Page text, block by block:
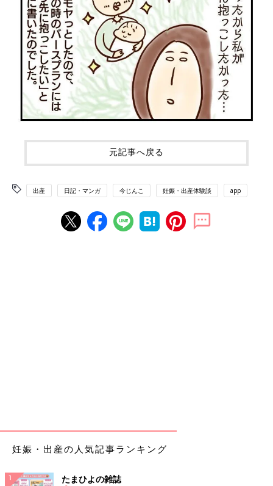
元記事へ戻る
出産 日記・マンガ 今じんこ 妊娠・出産体験談 app
妊娠・出産の人気記事ランキング
たまひよの雑誌